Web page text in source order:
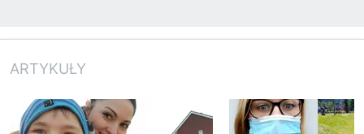
ARTYKUŁY